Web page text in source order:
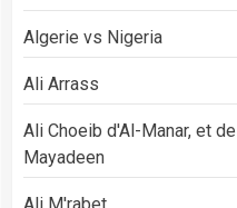
Algerie vs Nigeria
Ali Arrass
Ali Choeib d'Al-Manar, et
Mayadeen